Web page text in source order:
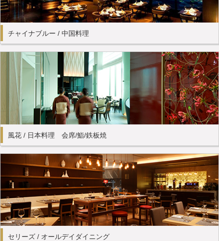
チャイナブルー / 中国料理
風花 / 日本料理 会席/鮨/鉄板焼
セリーズ / オールデイダイニング